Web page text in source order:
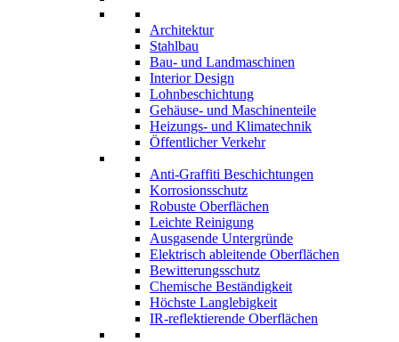
Architektur
Stahlbau
Bau- und Landmaschinen
Interior Design
Lohnbeschichtung
Gehäuse- und Maschinenteile
Heizungs- und Klimatechnik
Öffentlicher Verkehr
Anti-Graffiti Beschichtungen
Korrosionsschutz
Robuste Oberflächen
Leichte Reinigung
Ausgasende Untergründe
Elektrisch ableitende Oberflächen
Bewitterungsschutz
Chemische Beständigkeit
Höchste Langlebigkeit
IR-reflektierende Oberflächen